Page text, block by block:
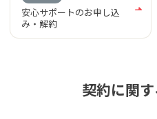
安心サポートのお申し込
み・解約
契約に関